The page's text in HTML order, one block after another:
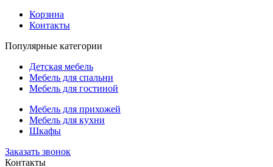
Корзина
Контакты
Популярные категории
Детская мебель
Мебель для спальни
Мебель для гостиной
Мебель для прихожей
Мебель для кухни
Шкафы
Заказать звонок
Контакты